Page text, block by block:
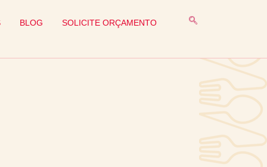
BLOG SOLICITE ORÇAMENTO